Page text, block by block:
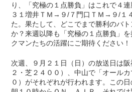
り、「究極の１点勝負」はこれで４
３１増井ＴＭ→９/７門口ＴＭ→９/１
た。果たして、どこでまで勝利のバ
か？来週以降も「究極の１点勝負」
クマンたちの活躍にご期待ください！
次週、９月２１日（日）の放送日は
２・芝２４００）、中山で「オール
０）がそれぞれが行われます。この